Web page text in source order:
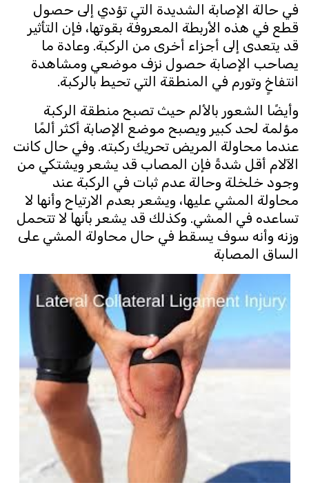
في حالة الإصابة الشديدة التي تؤدي إلى حصول
قطع في هذه الأربطة المعروفة بقوتها، فإن التأثير
قد يتعدى إلى أجزاء أخرى من الركبة. وعادة ما
يصاحب الإصابة حصول نزف موضعي ومشاهدة
انتفاخٍ وتورم في المنطقة التي تحيط بالركبة.
وأيضًا الشعور بالألم حيث تصبح منطقة الركبة
مؤلمة لحد كبير ويصبح موضع الإصابة أكثر ألمًا
عندما محاولة المريض تحريك ركبته. وفي حال كانت
الآلام أقل شدةً فإن المصاب قد يشعر ويشتكي من
وجود خلخلة وحالة عدم ثبات في الركبة عند
محاولة المشي عليها، ويشعر بعدم الارتياح وأنها لا
تساعده في المشي. وكذلك قد يشعر بأنها لا تتحمل
وزنه وأنه سوف يسقط في حال محاولة المشي على
الساق المصابة